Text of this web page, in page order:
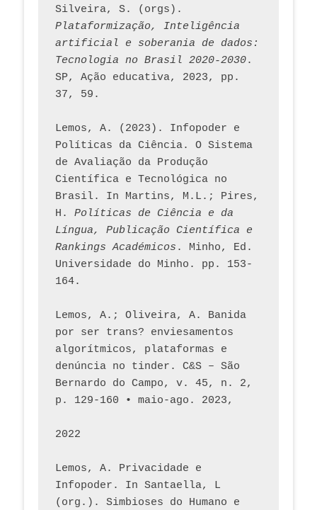
Plataformização, Inteligência
artificial e soberania de dados:
Tecnologia no Brasil 2020-2030.
SP, Ação educativa, 2023, pp.
37, 59.
Lemos, A. (2023). Infopoder e
Políticas da Ciência. O Sistema
de Avaliação da Produção
Científica e Tecnológica no
Brasil. In Martins, M.L.; Pires,
H. Políticas de Ciência e da
Língua, Publicação Científica e
Rankings Académicos . Minho, Ed.
Universidade do Minho. pp. 153-
164.
Lemos, A.; Oliveira, A. Banida
por ser trans? enviesamentos
algorítmicos, plataformas e
denúncia no tinder. C&S – São
Bernardo do Campo, v. 45, n. 2,
p. 129-160 • maio-ago. 2023,
2022
Lemos, A. Privacidade e
Infopoder. In Santaella, L
(org.). Simbioses do Humano e